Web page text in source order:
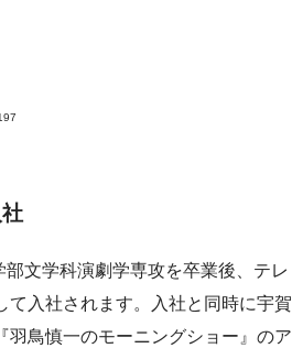
文学科演劇学専攻を卒業後、テレ
て入社されます。入社と同時に宇賀
羽鳥慎一のモーニングショー』のア